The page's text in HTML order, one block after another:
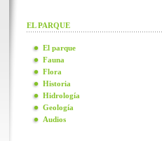
EL PARQUE
El parque
Fauna
Flora
Historia
Hidrología
Geología
Audios